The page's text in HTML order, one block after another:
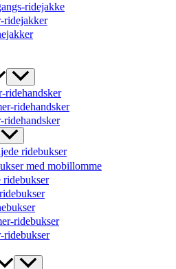
ridejakke
ridejakker
ridehandsker
ridehandsker
ridehandsker
ridebukser
med mobillomme
ridebukser
ridebukser